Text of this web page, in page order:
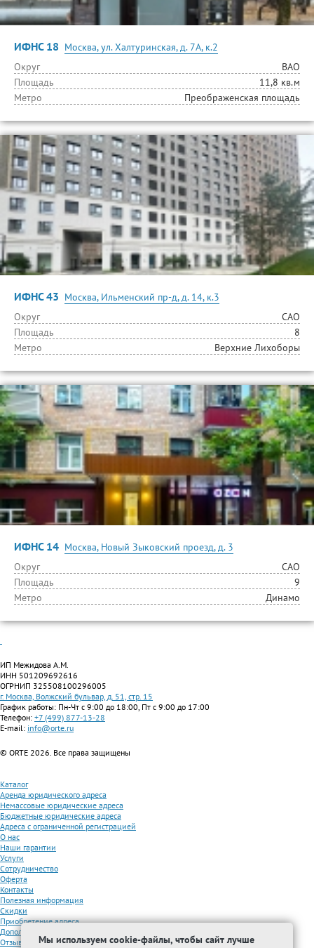
ИФНС 18 Москва, ул. Халтуринская, д. 7А, к.2
Округ
ВАО
Площадь
11,8 кв.м
Метро
Преображенская площадь
ИФНС 43 Москва, Ильменский пр-д, д. 14, к.3
Округ
САО
Площадь
8
Метро
Верхние Лихоборы
ИФНС 14 Москва, Новый Зыковский проезд, д. 3
Округ
САО
Площадь
9
Метро
Динамо
ИП Межидова А.М.
ИНН 501209692616
ОГРНИП 325508100296005
г. Москва, Волжский бульвар, д. 51, стр. 15
График работы: Пн-Чт с 9:00 до 18:00, Пт с 9:00 до 17:00
Телефон: +7 (499) 877-13-28
E-mail: info@orte.ru
© ORTE 2026. Все права защищены
Каталог
Аренда юридического адреса
Немассовые юридические адреса
Бюджетные юридические адреса
Адреса с ограниченной регистрацией
О нас
Наши гарантии
Услуги
Сотрудничество
Оферта
Контакты
Полезная информация
Скидки
Приобретение адреса
Дополнительные услуги
Отзывы
Мы используем cookie-файлы, чтобы сайт лучше